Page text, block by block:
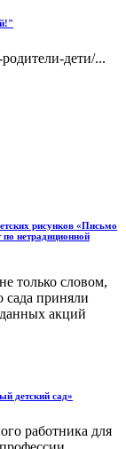
дети/...
рисунков «Письмо
нетрадиционной
только словом,
сада приняли
акций
детский сад»
работника для